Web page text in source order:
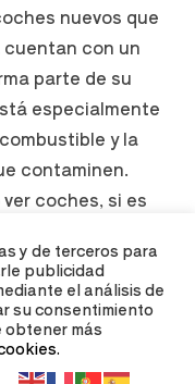
nuevos que
con un
parte de su
especialmente
y la
contaminen.
coches, si es
y de terceros para
publicidad
el análisis de
su consentimiento
obtener más